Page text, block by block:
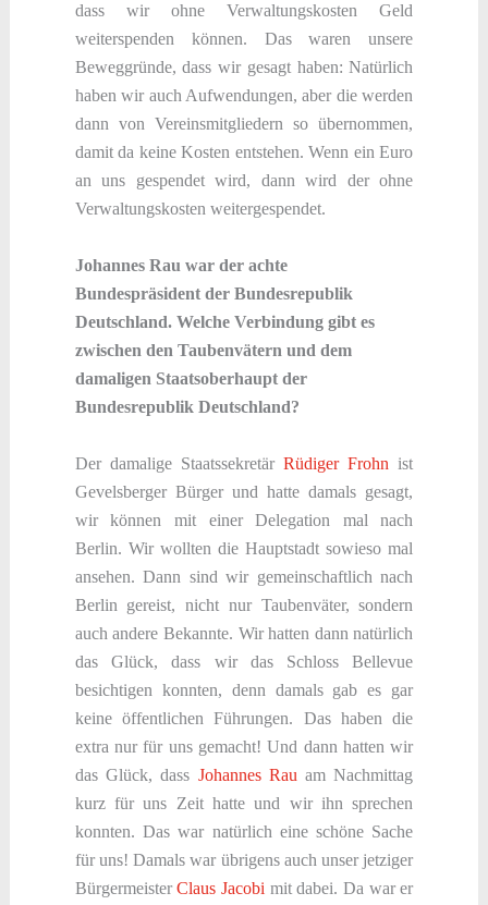
dass wir ohne Verwaltungskosten Geld
weiterspenden können. Das waren unsere
Beweggründe, dass wir gesagt haben: Natürlich
haben wir auch Aufwendungen, aber die werden
dann von Vereinsmitgliedern so übernommen,
damit da keine Kosten entstehen. Wenn ein Euro
an uns gespendet wird, dann wird der ohne
Verwaltungskosten weitergespendet.
Johannes Rau war der achte
Bundespräsident der Bundesrepublik
Deutschland. Welche Verbindung gibt es
zwischen den Taubenvätern und dem
damaligen Staatsoberhaupt der
Bundesrepublik Deutschland?
Der damalige StaatssekretärRüdiger Frohn ist
Gevelsberger Bürger und hatte damals gesagt,
wir können mit einer Delegation mal nach
Berlin. Wir wollten die Hauptstadt sowieso mal
ansehen. Dann sind wir gemeinschaftlich nach
Berlin gereist, nicht nur Taubenväter, sondern
auch andere Bekannte. Wir hatten dann natürlich
das Glück, dass wir das Schloss Bellevue
besichtigen konnten, denn damals gab es gar
keine öffentlichen Führungen. Das haben die
extra nur für uns gemacht! Und dann hatten wir
das Glück, dass Johannes Rau am Nachmittag
kurz für uns Zeit hatte und wir ihn sprechen
konnten. Das war natürlich eine schöne Sache
für uns! Damals war übrigens auch unser jetziger
BürgermeisterClaus Jacobi mit dabei. Da war er